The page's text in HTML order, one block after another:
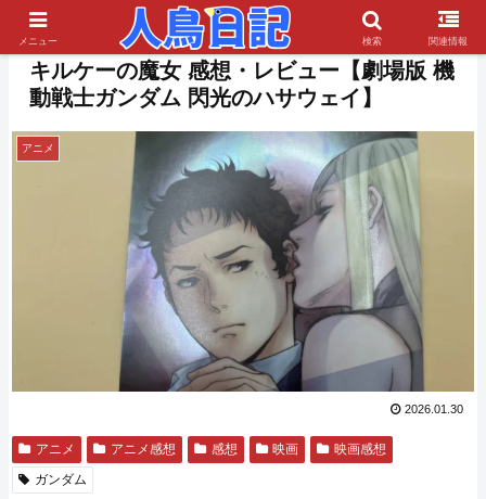
キルケーの魔女 感想・レビュー【劇場版 機
動戦士ガンダム 閃光のハサウェイ】
アニメ
2026.01.30
アニメ アニメ感想 感想 映画
映画感想
ガンダム
メニュー 検索 関連情報